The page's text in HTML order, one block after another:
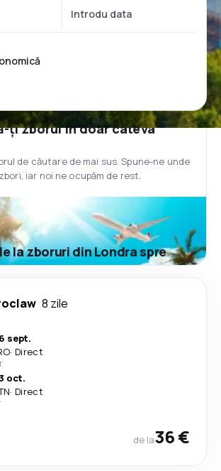
ți zborul în doar câteva
de căutare de mai sus. Spune-ne unde
iar noi ne ocupăm de rest.
la zboruri din Londra spre
8 zile
sept.
· Direct
oct.
· Direct
de la36 €